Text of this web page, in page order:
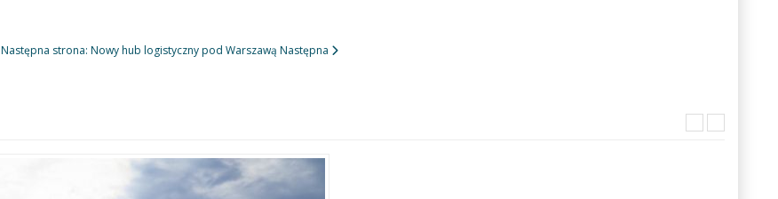
Następna strona: Nowy hub logistyczny pod Warszawą Następna